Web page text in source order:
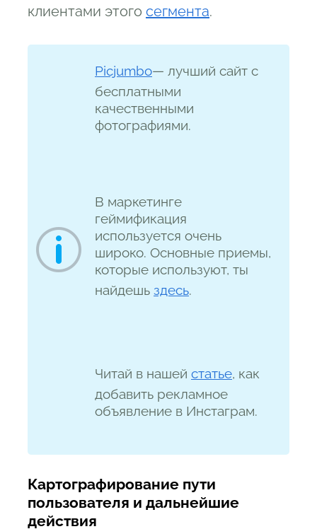
клиентами этого сегмента.
Picjumbo— лучший сайт с
бесплатными
качественными
фотографиями.
В маркетинге
геймификация
используется очень
широко. Основные приемы,
которые используют, ты
найдешь здесь.
Читай в нашей статье, как
добавить рекламное
объявление в Инстаграм.
Картографирование пути
пользователя и дальнейшие
действия